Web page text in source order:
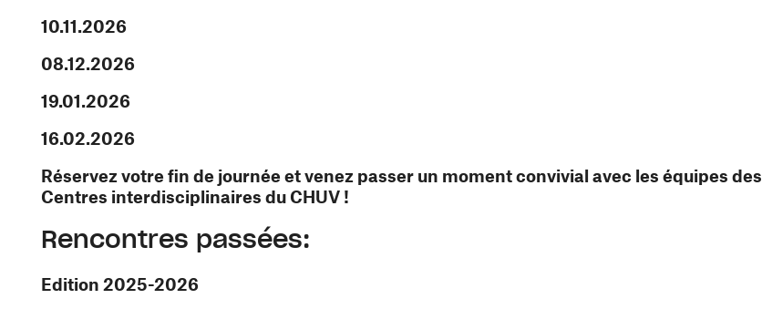
10.11.2026
08.12.2026
19.01.2026
16.02.2026
Réservez votre fin de journée et venez passer un moment convivial avec les équipes des
Centres interdisciplinaires du CHUV !
Rencontres passées:
Edition 2025-2026